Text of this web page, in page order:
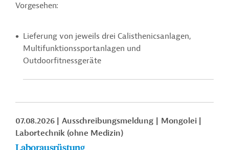
Vorgesehen:
Lieferung von jeweils drei Calisthenicsanlagen,
Multifunktionssportanlagen und
Outdoorfitnessgeräte
07.08.2026 Ausschreibungsmeldung
Mongolei
Labortechnik (ohne Medizin)
Laborausrüstung